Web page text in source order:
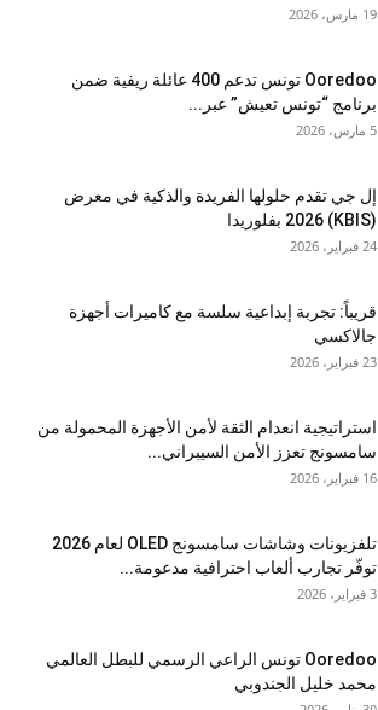
19 مارس، 2026
Ooredoo تونس تدعم 400 عائلة ريفية ضمن
برنامج “تونس تعيش” عبر...
5 مارس، 2026
إل جي تقدم حلولها الفريدة والذكية في معرض
(KBIS) 2026 بفلوريدا
24 فبراير، 2026
قريباً: تجربة إبداعية سلسة مع كاميرات أجهزة
جالاكسي
23 فبراير، 2026
استراتيجية انعدام الثقة لأمن الأجهزة المحمولة من
سامسونج تعزز الأمن السيبراني...
16 فبراير، 2026
تلفزيونات وشاشات سامسونج OLED لعام 2026
توفّر تجارب ألعاب احترافية مدعومة...
3 فبراير، 2026
Ooredoo تونس الراعي الرسمي للبطل العالمي
محمد خليل الجندوبي